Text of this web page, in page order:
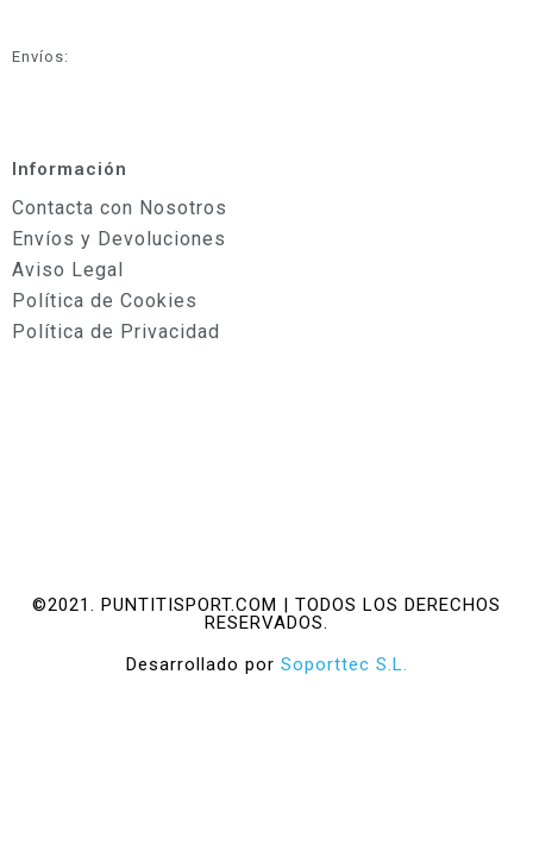
Envíos:
Información
Contacta con Nosotros
Envíos y Devoluciones
Aviso Legal
Política de Cookies
Política de Privacidad
©2021. PUNTITISPORT.COM | TODOS LOS DERECHOS
RESERVADOS.
Desarrollado por Soporttec S.L.